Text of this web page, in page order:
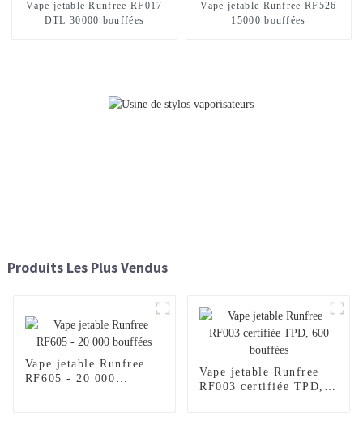
Vape jetable Runfree RF017
DTL 30000 bouffées
Vape jetable Runfree RF526
15000 bouffées
Produits Les Plus Vendus
Vape jetable Runfree
RF605 - 20 000
Vape jetable Runfree
RF003 certifiée TPD,